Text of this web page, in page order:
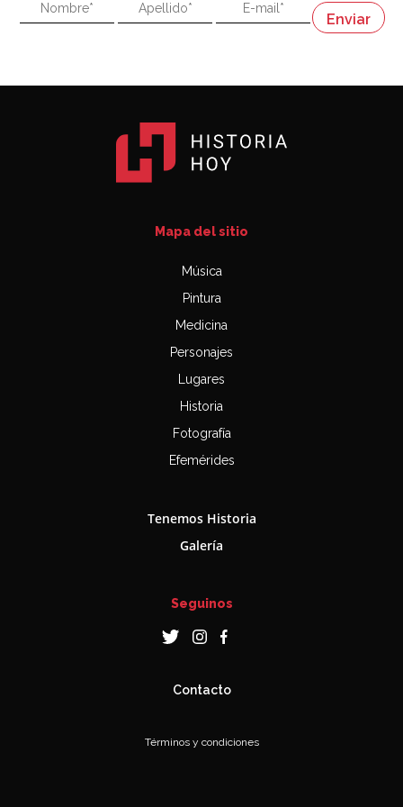
"En política, la estupidez no es una desventaja"
Napoleón
Mapa del sitio
Música
Pintura
Medicina
Personajes
Lugares
Historia
Fotografía
Efemérides
Tenemos Historia
Galería
Seguinos
Contacto
Términos y condiciones